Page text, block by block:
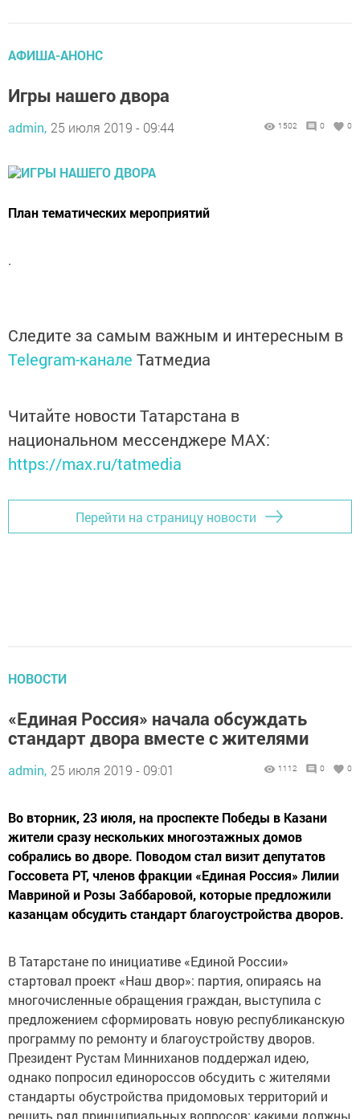
АФИША-АНОНС
Игры нашего двора
admin, 25 июля 2019 - 09:44 1502 0 0
План тематических мероприятий
.
Следите за самым важным и интересным в
Telegram-канале Татмедиа
Читайте новости Татарстана в
национальном мессенджере MАХ:
https://max.ru/tatmedia
Перейти на страницу новости
НОВОСТИ
«Единая Россия» начала обсуждать
стандарт двора вместе с жителями
admin, 25 июля 2019 - 09:01 1112 0 0
Во вторник, 23 июля, на проспекте Победы в Казани
жители сразу нескольких многоэтажных домов
собрались во дворе. Поводом стал визит депутатов
Госсовета РТ, членов фракции «Единая Россия» Лилии
Мавриной и Розы Заббаровой, которые предложили
казанцам обсудить стандарт благоустройства дворов.
В Татарстане по инициативе «Единой России»
стартовал проект «Наш двор»: партия, опираясь на
многочисленные обращения граждан, выступила с
предложением сформировать новую республиканскую
программу по ремонту и благоустройству дворов.
Президент Рустам Минниханов поддержал идею,
однако попросил единороссов обсудить с жителями
стандарты обустройства придомовых территорий и